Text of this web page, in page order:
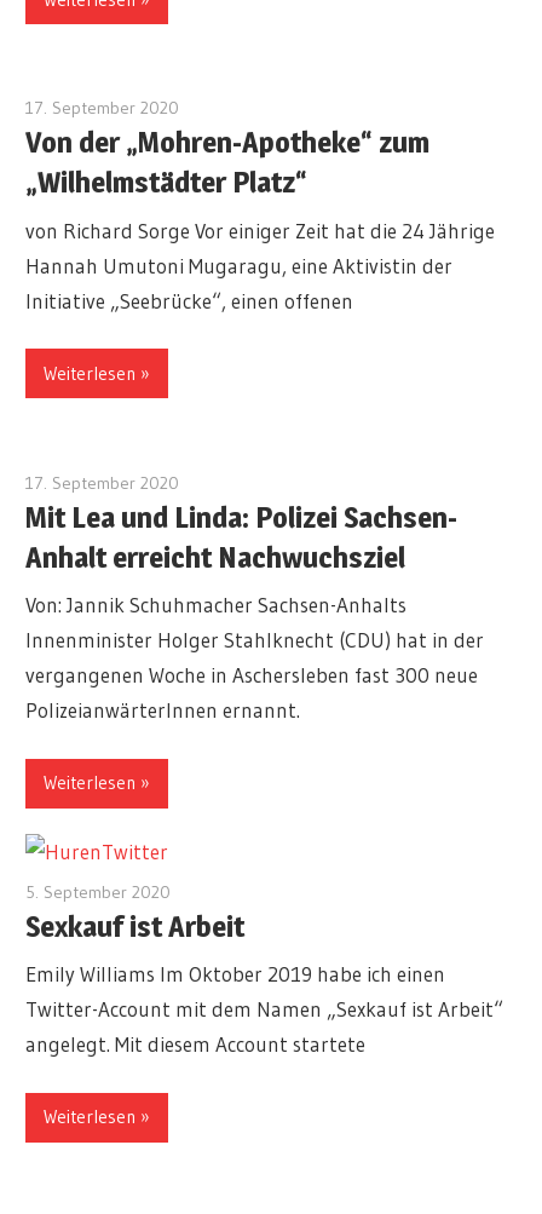
17. September 2020
Von der „Mohren-Apotheke“ zum
„Wilhelmstädter Platz“
von Richard Sorge Vor einiger Zeit hat die 24 Jährige
Hannah Umutoni Mugaragu, eine Aktivistin der
Initiative „Seebrücke“, einen offenen
Weiterlesen
17. September 2020
Mit Lea und Linda: Polizei Sachsen-
Anhalt erreicht Nachwuchsziel
Von: Jannik Schuhmacher Sachsen-Anhalts
Innenminister Holger Stahlknecht (CDU) hat in der
vergangenen Woche in Aschersleben fast 300 neue
PolizeianwärterInnen ernannt.
Weiterlesen
5. September 2020
Sexkauf ist Arbeit
Emily Williams Im Oktober 2019 habe ich einen
Twitter-Account mit dem Namen „Sexkauf ist Arbeit“
angelegt. Mit diesem Account startete
Weiterlesen